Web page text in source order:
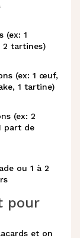
finir
(ex: 1
2 tartines)
(ex: 1 œuf,
1 tartine)
(ex: 2
part de
ou 1 à 2
pour
et on